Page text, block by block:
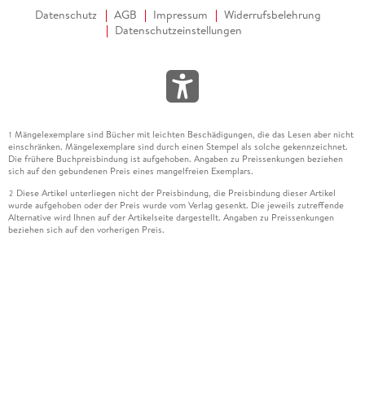
Datenschutz AGB Impressum
Widerrufsbelehrung
Datenschutzeinstellungen
1 Mängelexemplare sind Bücher mit leichten Beschädigungen, die das Lesen aber nicht
einschränken. Mängelexemplare sind durch einen Stempel als solche gekennzeichnet.
Die frühere Buchpreisbindung ist aufgehoben. Angaben zu Preissenkungen beziehen
sich auf den gebundenen Preis eines mangelfreien Exemplars.
2 Diese Artikel unterliegen nicht der Preisbindung, die Preisbindung dieser Artikel
wurde aufgehoben oder der Preis wurde vom Verlag gesenkt. Die jeweils zutreffende
Alternative wird Ihnen auf der Artikelseite dargestellt. Angaben zu Preissenkungen
beziehen sich auf den vorherigen Preis.